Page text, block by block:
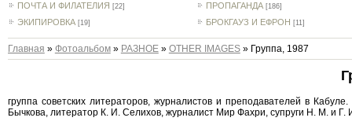
ПОЧТА И ФИЛАТЕЛИЯ [22] ПРОПАГАНДА [186]
ЭКИПИРОВКА [19] БРОКГАУЗ И ЕФРОН [11]
Главная » Фотоальбом» РАЗНОЕ» OTHER IMAGES» Группа, 1987
группа советских литераторов, журналистов и преподавателей в
Бычкова, литератор К. И. Селихов, журналист Мир Фахри, супруги Н. М. и